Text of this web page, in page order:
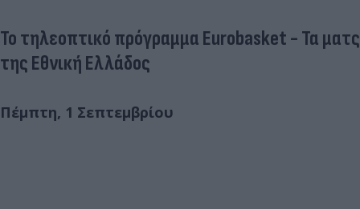
Το τηλεοπτικό πρόγραμμα Eurobasket - Τα ματς
της Εθνική Ελλάδος
Πέμπτη, 1 Σεπτεμβρίου